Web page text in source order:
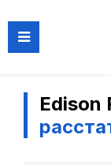
Edison